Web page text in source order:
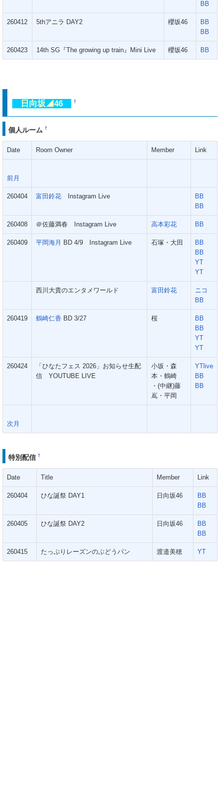
BB
260412 5thアニラ DAY2 櫻坂46
BB
BB
260423 14th SG『The growing up train』Mini Live 櫻坂46 BB
日向坂◢46 †
個人ルーム †
Date Room Owner Member Link
前月
260404 富田鈴花 Instagram Live
BB
BB
260408 ＠佐藤満春 Instagram Live 高本彩花 BB
260409 平岡海月 BD 4/9 Instagram Live 石塚・大田
BB
BB
YT
YT
西川大貴のエンタメワールド 富田鈴花
ニコ
BB
260419 鶴崎仁香 BD 3/27 桜
BB
BB
YT
YT
260424
「ひなたフェス 2026」お知らせ生配
信 YOUTUBE LIVE
小坂・森
本・鶴崎
・(中継)藤
嶌・平岡
YTlive
BB
BB
次月
特別配信 †
Date Title Member Link
260404 ひな誕祭 DAY1 日向坂46
BB
BB
260405 ひな誕祭 DAY2 日向坂46
BB
BB
260415 たっぷりレーズンのぶどうパン 渡邉美穂 YT